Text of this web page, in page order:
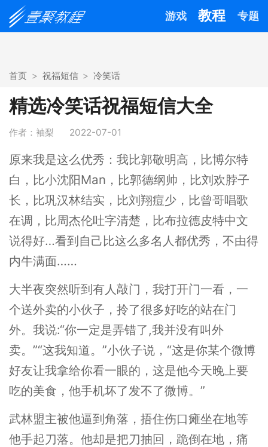
游戏 教程 专题
首页 祝福短信 冷笑话
精选冷笑话祝福短信大全
作者：袖梨 2022-07-01
原来我是这么优秀：我比郭敬明高，比博尔特
白，比小沈阳Man，比郭德纲帅，比刘欢脖子
长，比巩汉林结实，比刘翔痘少，比曾哥唱歌
在调，比周杰伦吐字清楚，比布拉德皮特中文
说得好…看到自己比这么多名人都优秀，不由得
内牛满面……
大半夜突然听到有人敲门，我打开门一看，一
个送外卖的小伙子，拎了很多好吃的站在门
外。我说:“你一定是弄错了,我并没有叫外
卖。”“这我知道。”小伙子说，“这是你某个微博
好友让我拿给你看一眼的，这是他今天晚上要
吃的美食，他手机坏了发不了微博。”
武林盟主被他逼到角落，捂住伤口瘫坐在地等
他手起刀落。他却是把刀抽回，跪倒在地，痛